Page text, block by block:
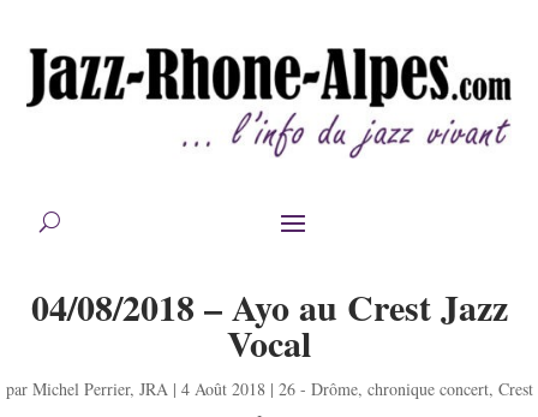
04/08/2018 – Ayo au Crest Jazz
Vocal
par Michel Perrier, JRA| 4 Août 2018| 26 - Drôme, chronique concert, Crest